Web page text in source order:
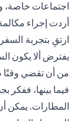
اجتماعات خاصة،
أردت إجراء
ارتقِ بتجربة السفر
يفترض ألا يكون
من أن تقضي وقتًا
فيما بينها،
المطارات. يمكن